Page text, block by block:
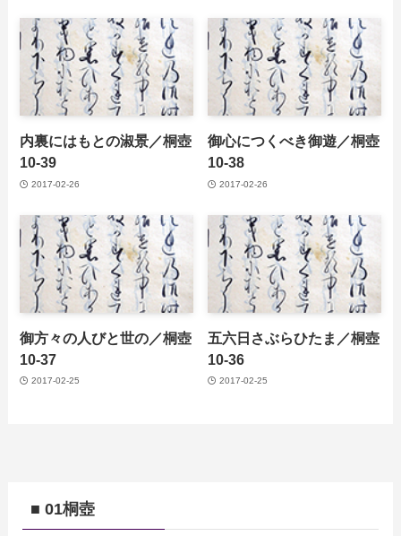
内裏にはもとの淑景／桐壺
10-39
2017-02-26
御心につくべき御遊／桐壺
10-38
2017-02-26
御方々の人びと世の／桐壺
10-37
2017-02-25
五六日さぶらひたま／桐壺
10-36
2017-02-25
■ 01桐壺